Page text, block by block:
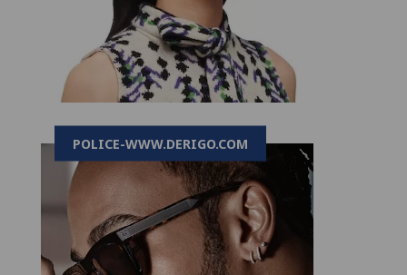
POLICE-WWW.DERIGO.COM